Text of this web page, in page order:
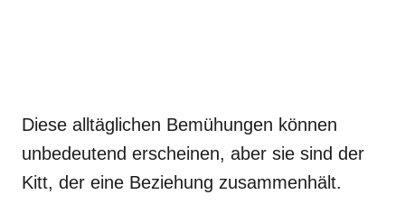
Diese alltäglichen Bemühungen können
unbedeutend erscheinen, aber sie sind der
Kitt, der eine Beziehung zusammenhält.